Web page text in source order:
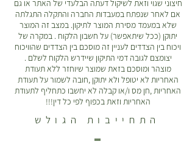
חיצוני שגוי וזאת לשיקול דעתה הבלעדי של האתר או גם
אם לאחר שנפתח במעבדות החברה והתקלה התגלתה
שלא במעמד מסירת המוצר לתיקון. במצב זה המוצר
יתוקן (ככל שיתאפשר) על חשבון הלקוח . במקרה של
ויכוח בין הצדדים לעניין זה מוסכם בין הצדדים שהוויכוח
יצומצם לגובה דמי התיקון שיידרש הלקוח לשלם .
מוצהר ומוסכם בזאת שמוצר שיוחזר ללא תעודת
האחריות לא יטופל ולא יתוקן ,חובה לשמור על תעודת
האחריות ,חן מס ו/או קבלה לא יחשבו כתחליף לתעודת
האחריות וזאת בכפוף לפי כל דין!!!
התחייבות הגולש